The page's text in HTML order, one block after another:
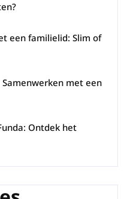
een familielid: Slim of
met een
Ontdek het